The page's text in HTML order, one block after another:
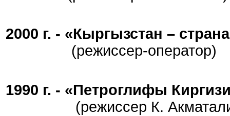
2000 г. - «Кыргызстан –
(режиссер-оператор)
1990 г. - «Петроглифы
(режиссер К.